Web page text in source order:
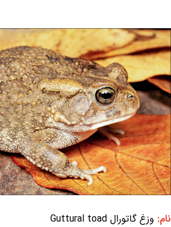
نام: وزغ گاتورال Guttural toad